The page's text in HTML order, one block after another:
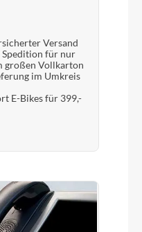
Versand
Spedition für nur
großen Vollkarton
im Umkreis
E-Bikes für 399,-